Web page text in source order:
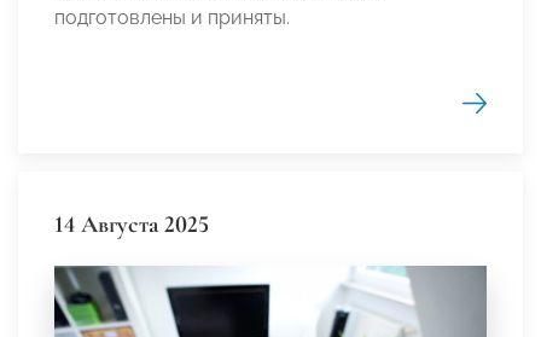
подготовлены и приняты.
14 Августа 2025